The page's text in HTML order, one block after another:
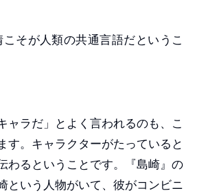
そが人類の共通言語だというこ
ャラだ」とよく言われるのも、こ
す。キャラクターがたっていると
わるということです。『島崎』の
という人物がいて、彼がコンビニ